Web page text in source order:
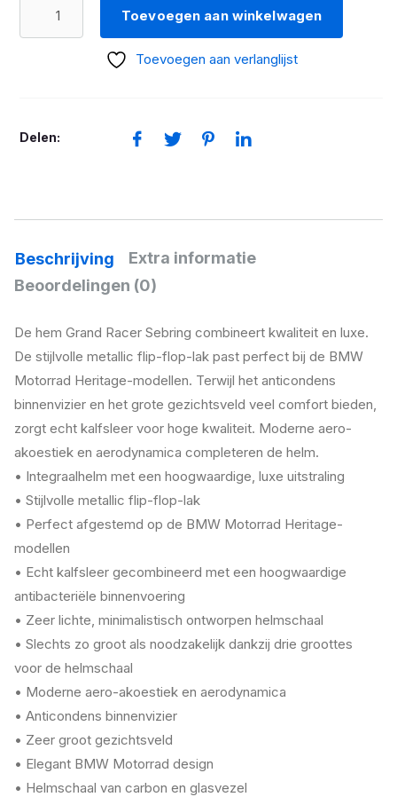
aantal
Toevoegen aan winkelwagen
Toevoegen aan verlanglijst
Delen:
Beschrijving
Extra informatie
Beoordelingen (0)
De hem Grand Racer Sebring combineert kwaliteit en luxe.
De stijlvolle metallic flip-flop-lak past perfect bij de BMW
Motorrad Heritage-modellen. Terwijl het anticondens
binnenvizier en het grote gezichtsveld veel comfort bieden,
zorgt echt kalfsleer voor hoge kwaliteit. Moderne aero-
akoestiek en aerodynamica completeren de helm.
• Integraalhelm met een hoogwaardige, luxe uitstraling
• Stijlvolle metallic flip-flop-lak
• Perfect afgestemd op de BMW Motorrad Heritage-
modellen
• Echt kalfsleer gecombineerd met een hoogwaardige
antibacteriële binnenvoering
• Zeer lichte, minimalistisch ontworpen helmschaal
• Slechts zo groot als noodzakelijk dankzij drie groottes
voor de helmschaal
• Moderne aero-akoestiek en aerodynamica
• Anticondens binnenvizier
• Zeer groot gezichtsveld
• Elegant BMW Motorrad design
• Helmschaal van carbon en glasvezel